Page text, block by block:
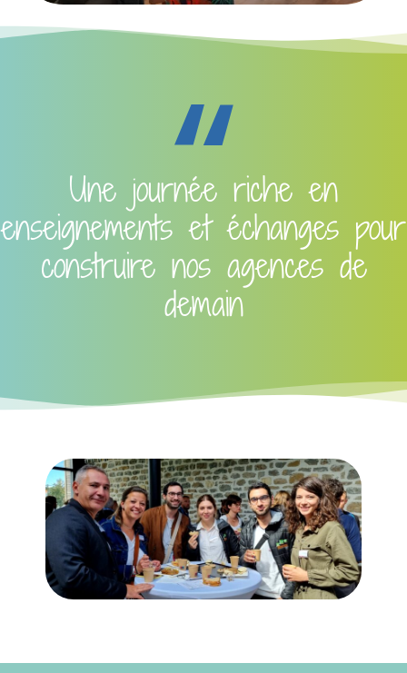
Une journée riche en
enseignements et échanges pour
construire nos agences de
demain